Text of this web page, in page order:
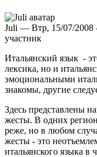
Juli — Втр, 15/07/2008
участник
Итальянский язык -
лексика, но и
эмоциональными
знакомы, другие
Здесь представлены
жесты. В одних
реже, но в любом
жесты - это
итальянского языка в